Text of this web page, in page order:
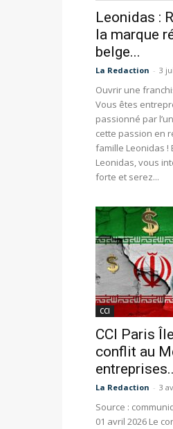
Leonidas :
la marque
belge...
La Redaction - 3
Ouvrir une
Vous êtes
passionné par
cette passion en
famille Leonidas !
Leonidas, vous
forte et serez...
CCI
CCI Paris
conflit au
La Redaction - 3
Source :
01 avril 2026 Le